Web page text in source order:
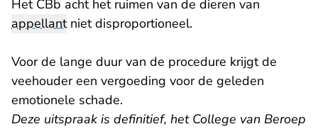
Het CBb acht het ruimen van de dieren van
appellantniet disproportioneel.
Voor de lange duur van de procedure krijgt de
veehouder een vergoeding voor de geleden
emotionele schade.
Deze uitspraak is definitief, het College van Beroep